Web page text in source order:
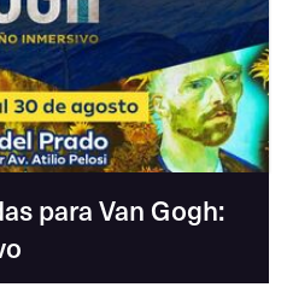
para Van Gogh: